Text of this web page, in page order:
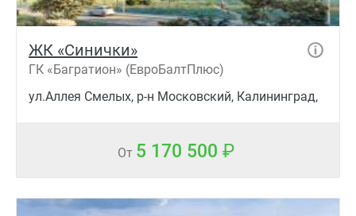
ЖК «Синички»
ГК «Багратион» (ЕвроБалтПлюс)
ул.Аллея Смелых, р-н Московский, Калининград,
От 5 170 500